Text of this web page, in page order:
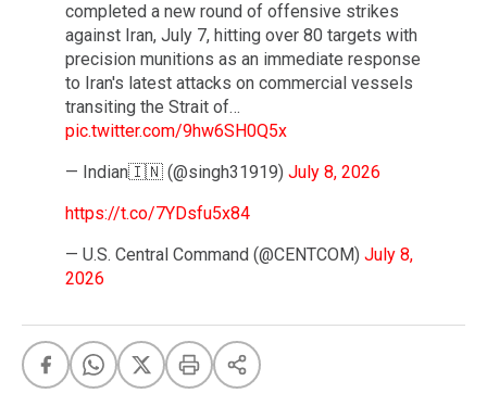
completed a new round of offensive strikes
against Iran, July 7, hitting over 80 targets with
precision munitions as an immediate response
to Iran's latest attacks on commercial vessels
transiting the Strait of…
pic.twitter.com/9hw6SH0Q5x
— Indian🇮🇳 (@singh31919) July 8, 2026
https://t.co/7YDsfu5x84
— U.S. Central Command (@CENTCOM) July 8,
2026